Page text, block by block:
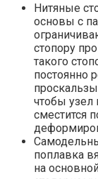
Нитяные
основы с
стопору
такого
постоянно
чтобы узел
сместится
поплавка
на